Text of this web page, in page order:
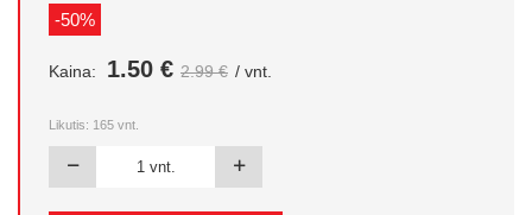
-50%
Kaina: 1.50 € 2.99 € / vnt.
Likutis: 165 vnt.